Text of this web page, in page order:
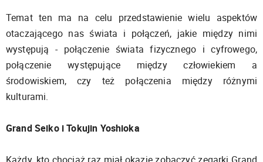
Temat ten ma na celu przedstawienie wielu aspektów
otaczającego nas świata i połączeń, jakie między nimi
występują - połączenie świata fizycznego i cyfrowego,
połączenie występujące między człowiekiem a
środowiskiem, czy też połączenia między różnymi
kulturami.
Grand Seiko i Tokujin Yoshioka